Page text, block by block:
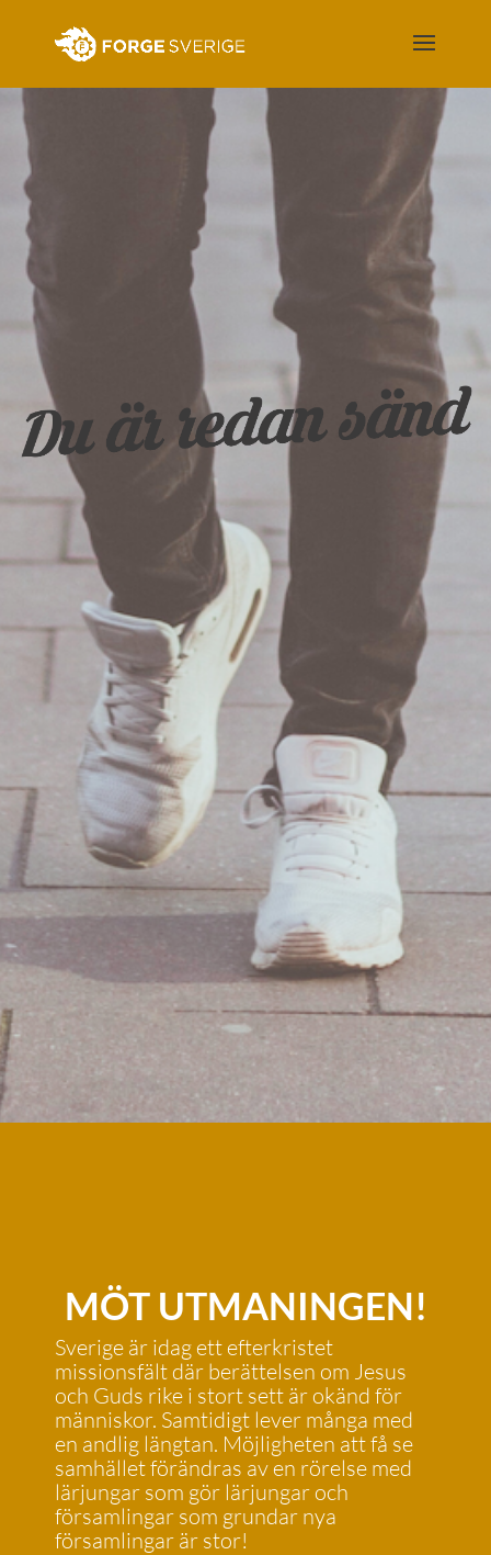
MÖT UTMANINGEN!
Sverige är idag ett efterkristet
missionsfält där berättelsen om Jesus
och Guds rike i stort sett är okänd för
människor. Samtidigt lever många med
en andlig längtan. Möjligheten att få se
samhället förändras av en rörelse med
lärjungar som gör lärjungar och
församlingar som grundar nya
församlingar är stor!